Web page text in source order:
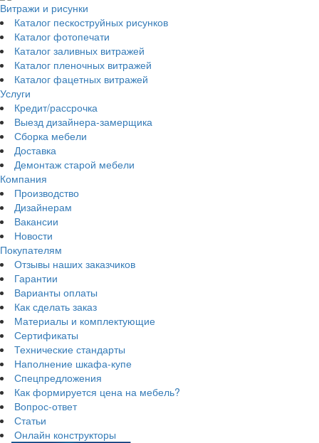
Витражи и рисунки
Каталог пескоструйных рисунков
Каталог фотопечати
Каталог заливных витражей
Каталог пленочных витражей
Каталог фацетных витражей
Услуги
Кредит/рассрочка
Выезд дизайнера-замерщика
Сборка мебели
Доставка
Демонтаж старой мебели
Компания
Производство
Дизайнерам
Вакансии
Новости
Покупателям
Отзывы наших заказчиков
Гарантии
Варианты оплаты
Как сделать заказ
Материалы и комплектующие
Сертификаты
Технические стандарты
Наполнение шкафа-купе
Спецпредложения
Как формируется цена на мебель?
Вопрос-ответ
Статьи
Онлайн конструкторы